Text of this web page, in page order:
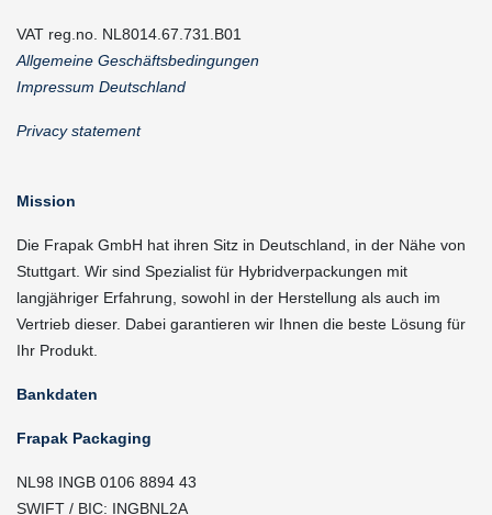
VAT reg.no. NL8014.67.731.B01
Allgemeine Geschäftsbedingungen
Impressum Deutschland
Privacy statement
Mission
Die Frapak GmbH hat ihren Sitz in Deutschland, in der Nähe von
Stuttgart. Wir sind Spezialist für Hybridverpackungen mit
langjähriger Erfahrung, sowohl in der Herstellung als auch im
Vertrieb dieser. Dabei garantieren wir Ihnen die beste Lösung für
Ihr Produkt.
Bankdaten
Frapak Packaging
NL98 INGB 0106 8894 43
SWIFT / BIC: INGBNL2A